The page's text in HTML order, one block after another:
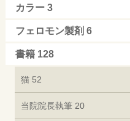
カラー 3
フェロモン製剤 6
書籍 128
猫 52
当院院長執筆 20